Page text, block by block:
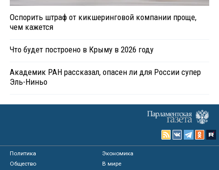
Оспорить штраф от кикшеринговой компании проще,
чем кажется
Что будет построено в Крыму в 2026 году
Академик РАН рассказал, опасен ли для России супер
Эль-Ниньо
Политика
Экономика
Общество
В мире